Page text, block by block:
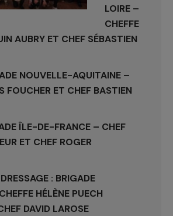
LOIRE –
CHEFFE
AUBRY ET CHEF SÉBASTIEN
NOUVELLE-AQUITAINE –
FOUCHER ET CHEF BASTIEN
ÎLE-DE-FRANCE – CHEF
ET CHEF ROGER
: BRIGADE
HÉLÈNE PUECH
DAVID LAROSE